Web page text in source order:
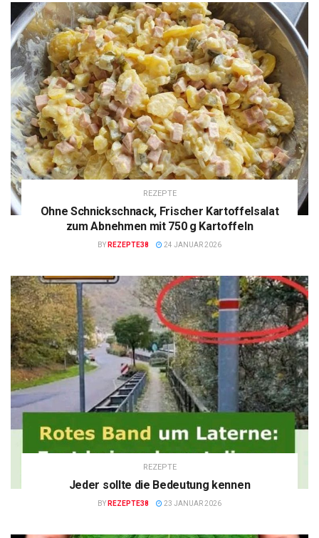
REZEPTE
Ohne Schnickschnack, Frischer Kartoffelsalat
zum Abnehmen mit 750 g Kartoffeln
BY REZEPTE38 24 JANUAR 2026
REZEPTE
Jeder sollte die Bedeutung kennen
BY REZEPTE38 23 JANUAR 2026